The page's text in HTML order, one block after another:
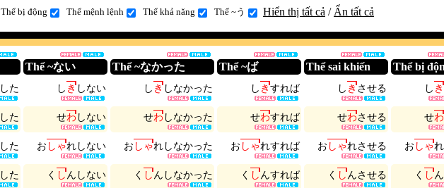
Thể bị động Thể mệnh lệnh Thể khả năng Thể ~う Hiển thị tất cả / Ẩn tất cả
Thể ~ない Thể ~なかった Thể ~ば Thể sai khiến Thể bị
した し きしない し きしなかった し きすれば し きさせる し き
した せわしない せわしなかった せわすれば せわさせる せわ
した お し ゃれしない お し ゃれしなかった お し ゃれすれば お し ゃれさせる お し ゃれ
した く しん しない く しん しなかった く しんすれば く しんさせる く しん